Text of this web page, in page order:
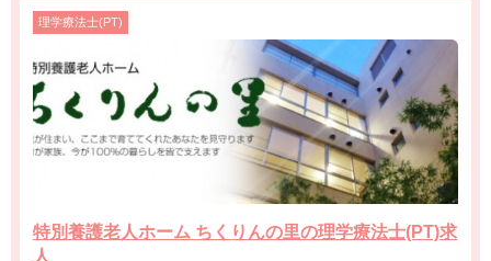
理学療法士(PT)
特別養護老人ホーム ちくりんの里の理学療法士(PT)求
人